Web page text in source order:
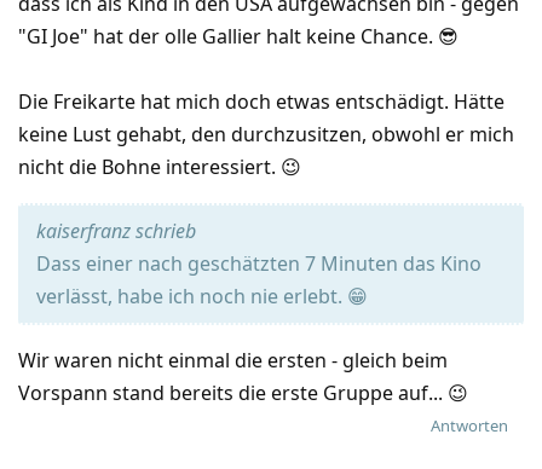
"GI Joe" hat der olle Gallier halt keine Chance. 😎
Die Freikarte hat mich doch etwas entschädigt. Hätte
keine Lust gehabt, den durchzusitzen, obwohl er mich
nicht die Bohne interessiert. 😉
kaiserfranz schrieb
Dass einer nach geschätzten 7 Minuten das Kino
verlässt, habe ich noch nie erlebt. 😁
Wir waren nicht einmal die ersten - gleich beim
Vorspann stand bereits die erste Gruppe auf... 😉
Antworten